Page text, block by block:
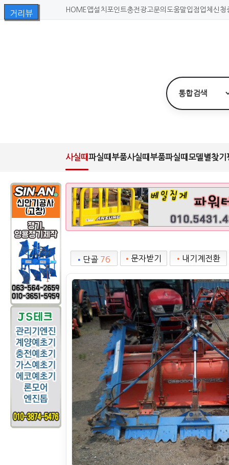
HOME 앱설치 포인트충전 광고문의 도움말입점업체신청
사실때파실때 부품사실때 부품파실때 모델별찾기
• 단골 76 • 문자받기 • 내기계전환